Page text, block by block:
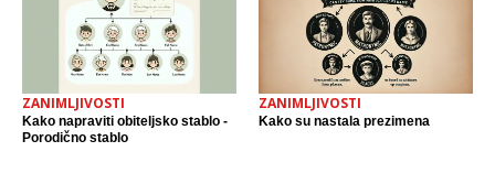
ZANIMLJIVOSTI
Kako napraviti obiteljsko stablo -
Porodično stablo
ZANIMLJIVOSTI
Kako su nastala prezimena